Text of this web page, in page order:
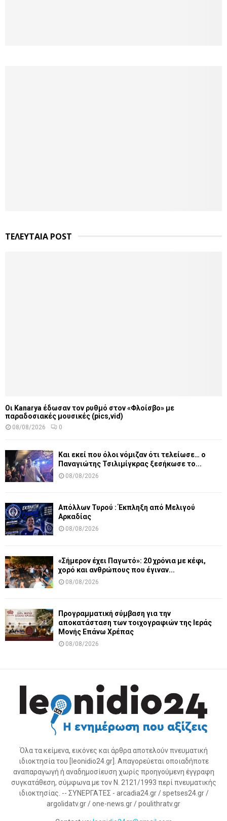
ΤΕΛΕΥΤΑΙΑ POST
Οι Kanarya έδωσαν τον ρυθμό στον «Φλοίσβο» με
παραδοσιακές μουσικές (pics,vid)
08/08/2026 0
Και εκεί που όλοι νόμιζαν ότι τελείωσε… ο
Παναγιώτης Τσιλιμίγκρας ξεσήκωσε το...
08/08/2026
Απόλλων Τυρού : Έκπληξη από Μελιγού
Αρκαδίας
08/08/2026
«Σήμερον έχει Παγωτό»: 20 χρόνια με κέφι,
χορό και ανθρώπους που έγιναν...
08/08/2026
Προγραμματική σύμβαση για την
αποκατάσταση των τοιχογραφιών της Ιεράς
Μονής Επάνω Χρέπας
08/08/2026
Όλα τα κείμενα, εικόνες και άρθρα αποτελούν πνευματική
ιδιοκτησία του [leonidio24.gr]. Απαγορεύεται οποιαδήποτε
αναπαραγωγή ή αναδημοσίευση χωρίς προηγούμενη έγγραφη
συγκατάθεση, σύμφωνα με τον Ν. 2121/1993 περί πνευματικής
ιδιοκτησίας. -- ΣΥΝΕΡΓΑΤΕΣ - arcadia24.gr / spetses24.gr /
argolidatv.gr / one-news.gr / poulithratv.gr